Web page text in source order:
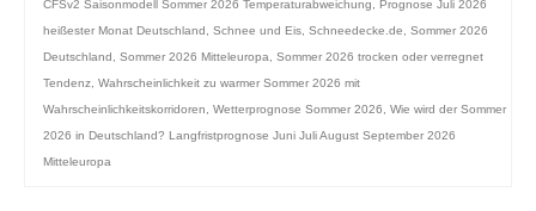
CFSv2 Saisonmodell Sommer 2026 Temperaturabweichung
Prognose Juli 2026
heißester Monat Deutschland
Schnee und Eis Schneedecke.de
Sommer 2026
Deutschland
Sommer 2026 Mitteleuropa
Sommer 2026 trocken oder verregnet
Tendenz Wahrscheinlichkeit zu warmer Sommer 2026 mit
Wahrscheinlichkeitskorridoren
Wetterprognose Sommer 2026
Wie wird der Sommer
2026 in Deutschland? Langfristprognose Juni Juli August September 2026
Mitteleuropa